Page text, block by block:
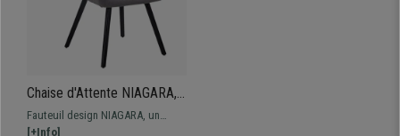
Chaise d'Attente NIAGARA,
Design Moderne, Piétement
en Bois couleur Noir, Assise
Fauteuil design NIAGARA, un
modèle qui allie confort et style.
[+Info]